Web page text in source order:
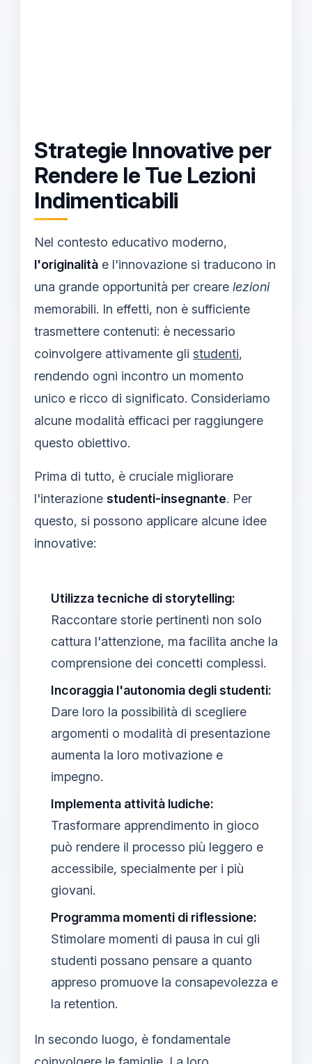
Strategie Innovative per
Rendere le Tue Lezioni
Indimenticabili
Nel contesto educativo moderno,
l'originalità e l'innovazione si traducono in
una grande opportunità per creare lezioni
memorabili. In effetti, non è sufficiente
trasmettere contenuti: è necessario
coinvolgere attivamente gli studenti,
rendendo ogni incontro un momento
unico e ricco di significato. Consideriamo
alcune modalità efficaci per raggiungere
questo obiettivo.
Prima di tutto, è cruciale migliorare
l'interazione studenti-insegnante. Per
questo, si possono applicare alcune idee
innovative:
Utilizza tecniche di storytelling:
Raccontare storie pertinenti non solo
cattura l'attenzione, ma facilita anche la
comprensione dei concetti complessi.
Incoraggia l'autonomia degli studenti:
Dare loro la possibilità di scegliere
argomenti o modalità di presentazione
aumenta la loro motivazione e
impegno.
Implementa attività ludiche:
Trasformare apprendimento in gioco
può rendere il processo più leggero e
accessibile, specialmente per i più
giovani.
Programma momenti di riflessione:
Stimolare momenti di pausa in cui gli
studenti possano pensare a quanto
appreso promuove la consapevolezza e
la retention.
In secondo luogo, è fondamentale